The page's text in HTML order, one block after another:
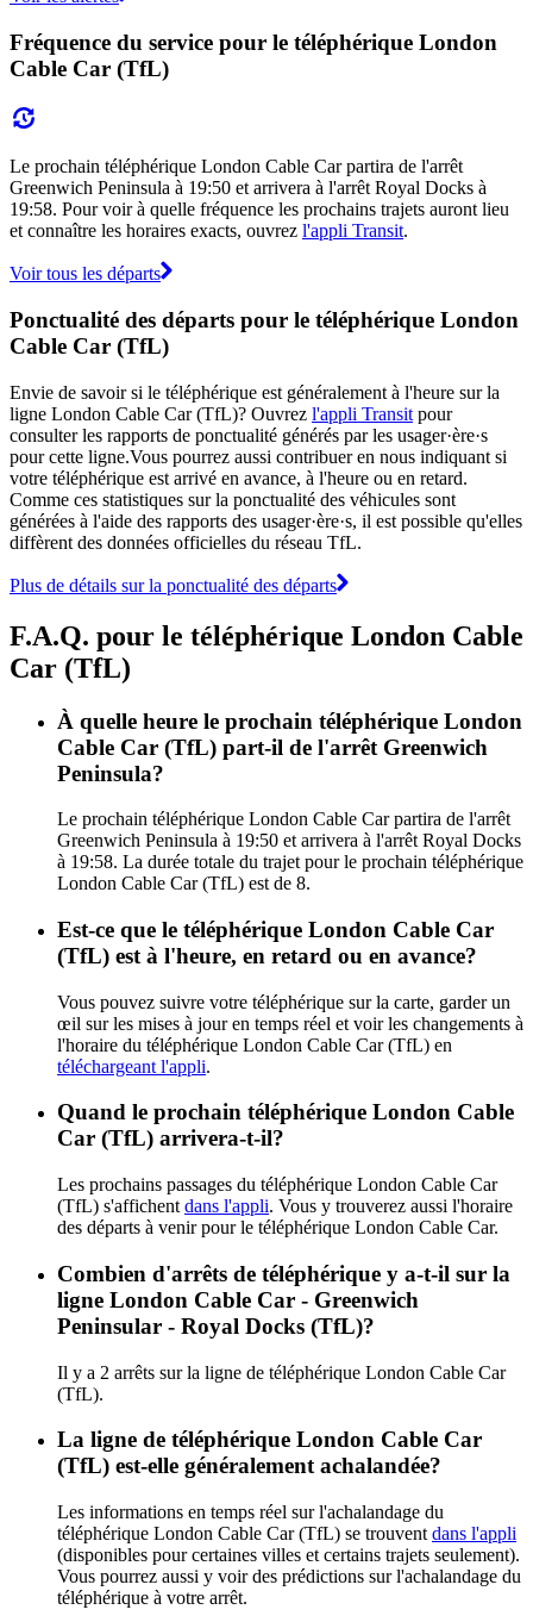
Fréquence du service pour le téléphérique London
Cable Car (TfL)
Le prochain téléphérique London Cable Car partira de l'arrêt
Greenwich Peninsula à 19:50 et arrivera à l'arrêt Royal Docks à
19:58. Pour voir à quelle fréquence les prochains trajets auront lieu
et connaître les horaires exacts, ouvrez l'appli Transit.
Voir tous les départs
Ponctualité des départs pour le téléphérique London
Cable Car (TfL)
Envie de savoir si le téléphérique est généralement à l'heure sur la
ligne London Cable Car (TfL)? Ouvrez l'appli Transit pour
consulter les rapports de ponctualité générés par les usager·ère·s
pour cette ligne.Vous pourrez aussi contribuer en nous indiquant si
votre téléphérique est arrivé en avance, à l'heure ou en retard.
Comme ces statistiques sur la ponctualité des véhicules sont
générées à l'aide des rapports des usager·ère·s, il est possible qu'elles
diffèrent des données officielles du réseau TfL.
Plus de détails sur la ponctualité des départs
F.A.Q. pour le téléphérique London Cable
Car (TfL)
À quelle heure le prochain téléphérique London
Cable Car (TfL) part-il de l'arrêt Greenwich
Peninsula?
Le prochain téléphérique London Cable Car partira de l'arrêt
Greenwich Peninsula à 19:50 et arrivera à l'arrêt Royal Docks
à 19:58. La durée totale du trajet pour le prochain téléphérique
London Cable Car (TfL) est de 8.
Est-ce que le téléphérique London Cable Car
(TfL) est à l'heure, en retard ou en avance?
Vous pouvez suivre votre téléphérique sur la carte, garder un
œil sur les mises à jour en temps réel et voir les changements à
l'horaire du téléphérique London Cable Car (TfL) en
téléchargeant l'appli.
Quand le prochain téléphérique London Cable
Car (TfL) arrivera-t-il?
Les prochains passages du téléphérique London Cable Car
(TfL) s'affichent dans l'appli. Vous y trouverez aussi l'horaire
des départs à venir pour le téléphérique London Cable Car.
Combien d'arrêts de téléphérique y a-t-il sur la
ligne London Cable Car - Greenwich
Peninsular - Royal Docks (TfL)?
Il y a 2 arrêts sur la ligne de téléphérique London Cable Car
(TfL).
La ligne de téléphérique London Cable Car
(TfL) est-elle généralement achalandée?
Les informations en temps réel sur l'achalandage du
téléphérique London Cable Car (TfL) se trouvent dans l'appli
(disponibles pour certaines villes et certains trajets seulement).
Vous pourrez aussi y voir des prédictions sur l'achalandage du
téléphérique à votre arrêt.